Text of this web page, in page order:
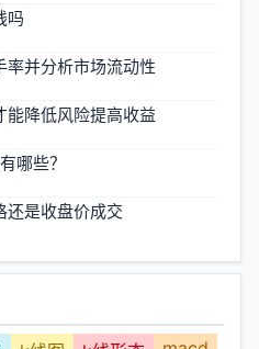
吗
率并分析市场流动性
能降低风险提高收益
哪些？
还是收盘价成交